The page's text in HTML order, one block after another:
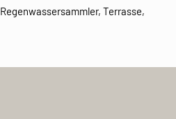
Regenwassersammler, Terrasse,